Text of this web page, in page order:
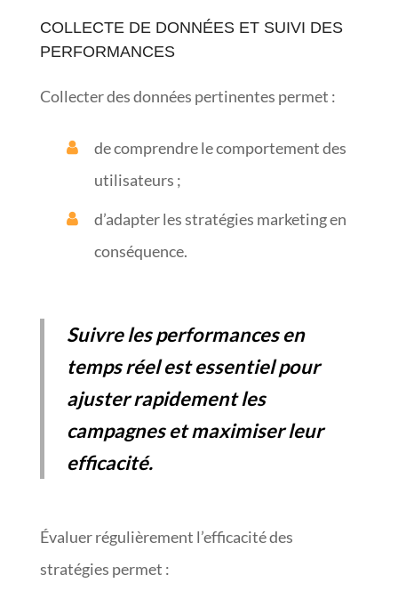
COLLECTE DE DONNÉES ET SUIVI DES
PERFORMANCES
Collecter des données pertinentes permet :
de comprendre le comportement des
utilisateurs ;
d’adapter les stratégies marketing en
conséquence.
Suivre les performances en
temps réel est essentiel pour
ajuster rapidement les
campagnes et maximiser leur
efficacité.
Évaluer régulièrement l’efficacité des
stratégies permet :